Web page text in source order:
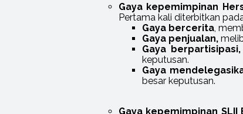
Gaya kepemimpinan
Pertama kali diterbitkan
Gaya bercerita ,
Gaya penjualan,
Gaya
keputusan.
Gaya
besar keputusan.
Gaya kepemimpinan SLII